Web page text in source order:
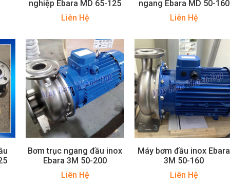
nghiệp Ebara MD 65-125
Liên Hệ
ngang Ebara MD 50-160
Liên Hệ
Bơm trục ngang đầu inox
Ebara 3M 50-200
Liên Hệ
Máy bơm đầu inox Ebara
3M 50-160
Liên Hệ